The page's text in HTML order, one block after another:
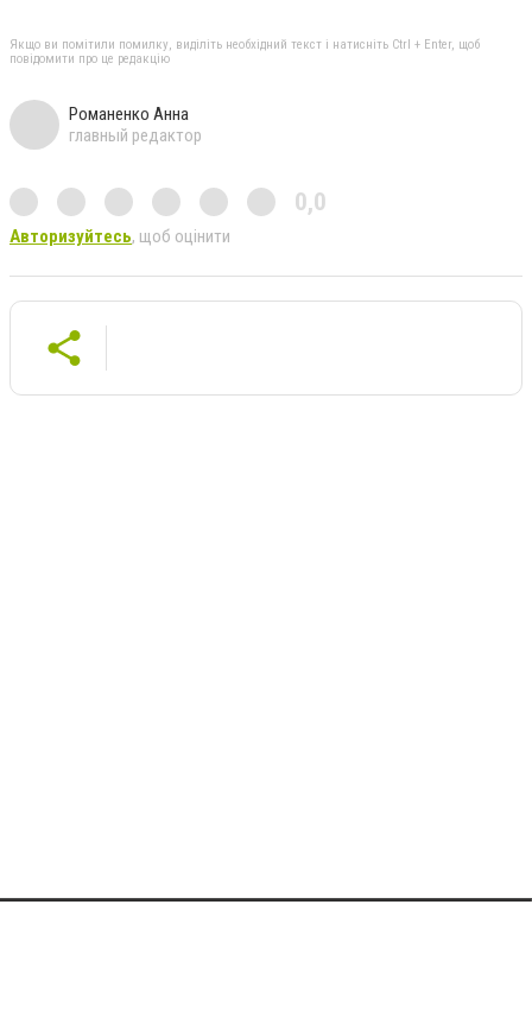
Якщо ви помітили помилку, виділіть необхідний текст і натисніть Ctrl + Enter, щоб
повідомити про це редакцію
Романенко Анна
главный редактор
0,0
Авторизуйтесь, щоб оцінити